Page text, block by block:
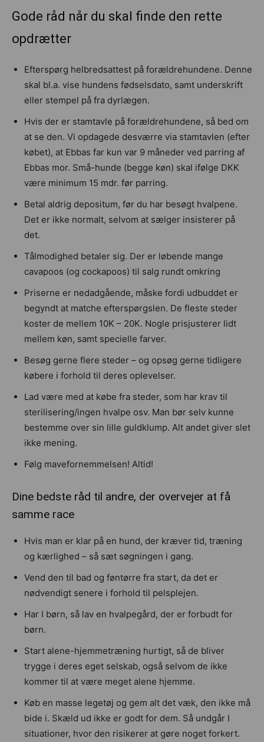
Gode råd når du skal finde den rette
opdrætter
Efterspørg helbredsattest på forældrehundene. Denne
skal bl.a. vise hundens fødselsdato, samt underskrift
eller stempel på fra dyrlægen.
Hvis der er stamtavle på forældrehundene, så bed om
at se den. Vi opdagede desværre via stamtavlen (efter
købet), at Ebbas far kun var 9 måneder ved parring af
Ebbas mor. Små-hunde (begge køn) skal ifølge DKK
være minimum 15 mdr. før parring.
Betal aldrig depositum, før du har besøgt hvalpene.
Det er ikke normalt, selvom at sælger insisterer på
det.
Tålmodighed betaler sig. Der er løbende mange
cavapoos (og cockapoos) til salg rundt omkring
Priserne er nedadgående, måske fordi udbuddet er
begyndt at matche efterspørgslen. De fleste steder
koster de mellem 10K – 20K. Nogle prisjusterer lidt
mellem køn, samt specielle farver.
Besøg gerne flere steder – og opsøg gerne tidligere
købere i forhold til deres oplevelser.
Lad være med at købe fra steder, som har krav til
sterilisering/ingen hvalpe osv. Man bør selv kunne
bestemme over sin lille guldklump. Alt andet giver slet
ikke mening.
Følg mavefornemmelsen! Altid!
Dine bedste råd til andre, der overvejer at få
samme race
Hvis man er klar på en hund, der kræver tid, træning
og kærlighed – så sæt søgningen i gang.
Vend den til bad og føntørre fra start, da det er
nødvendigt senere i forhold til pelsplejen.
Har I børn, så lav en hvalpegård, der er forbudt for
børn.
Start alene-hjemmetræning hurtigt, så de bliver
trygge i deres eget selskab, også selvom de ikke
kommer til at være meget alene hjemme.
Køb en masse legetøj og gem alt det væk, den ikke må
bide i. Skæld ud ikke er godt for dem. Så undgår I
situationer, hvor den risikerer at gøre noget forkert.